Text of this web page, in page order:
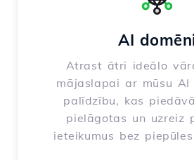
AI
Atrast ātri ideālo
mājaslapai ar mūsu AI
palīdzību, kas
pielāgotas un uzreiz
ieteikumus bez